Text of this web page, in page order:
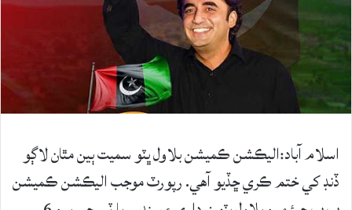
اسلام آباد:اليڪشن ڪميشن بلاول ڀٽو سميت ٻين مٿان لاڳو
ڏنڊ کي ختم ڪري ڇڏيو آهي. رپورٽ موجب اليڪشن ڪميشن